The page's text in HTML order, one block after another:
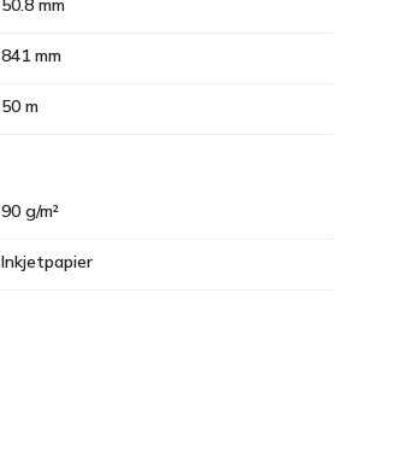
50.8 mm
841 mm
50 m
90 g/m²
Inkjetpapier